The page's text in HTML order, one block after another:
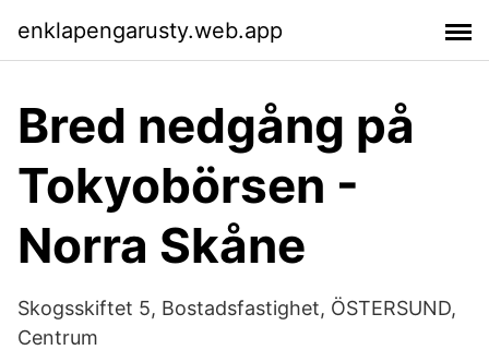
enklapengarusty.web.app
Bred nedgång på
Tokyobörsen -
Norra Skåne
Skogsskiftet 5, Bostadsfastighet, ÖSTERSUND,
Centrum